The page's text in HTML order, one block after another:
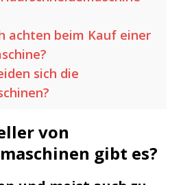
achten beim Kauf einer
sich die
von
gibt es?